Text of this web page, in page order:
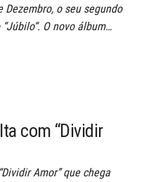
o seu segundo
O novo álbum…
com “Dividir
Amor” que chega